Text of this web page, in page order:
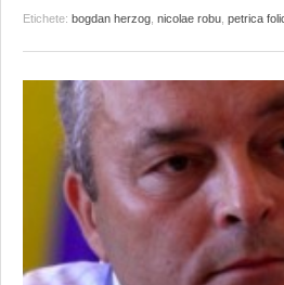
Etichete: bogdan herzog nicolae robu petrica